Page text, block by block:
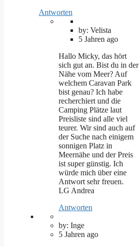
Antworten
by: Velista
5 Jahren ago
Hallo Micky, das hört
sich gut an. Bist du in der
Nähe vom Meer? Auf
welchem Caravan Park
bist genau? Ich habe
recherchiert und die
Camping Plätze laut
Preisliste sind alle viel
teurer. Wir sind auch auf
der Suche nach einigem
sonnigen Platz in
Meernähe und der Preis
ist super günstig. Ich
würde mich über eine
Antwort sehr freuen.
LG Andrea
Antworten
by: Inge
5 Jahren ago